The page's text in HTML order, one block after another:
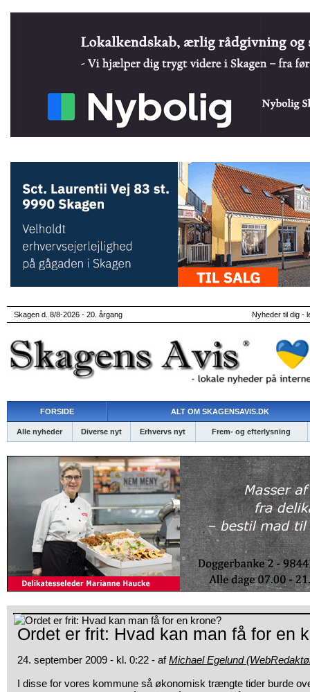
Skagen d. 8/8-2026 - 20. årgang Nyheder til dig -
FORSIDE ALT OM SKAGENSAVIS.DK
Alle nyheder Diverse nyt Erhvervs nyt Frem- og efterlysning
Ordet er frit: Hvad kan man få for en
24. september 2009 - kl. 0:22 - afMichael Egelund
I disse for vores kommune så økonomisk trængte tider burde